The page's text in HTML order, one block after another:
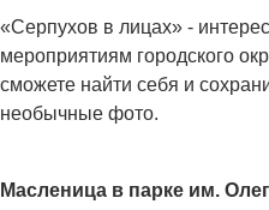
«Серпухов в лицах» -
мероприятиям городского
сможете найти себя и
необычные фото.
Масленица в парке им.